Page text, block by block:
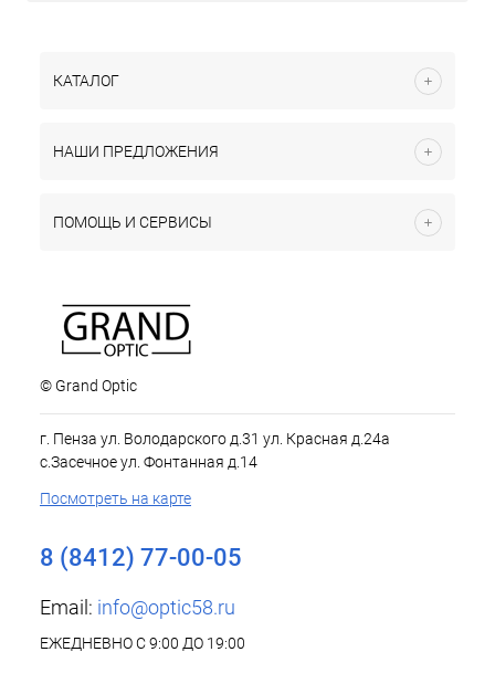
КАТАЛОГ
НАШИ ПРЕДЛОЖЕНИЯ
ПОМОЩЬ И СЕРВИСЫ
© Grand Optic
г. Пенза ул. Володарского д.31 ул. Красная д.24а
с.Засечное ул. Фонтанная д.14
Посмотреть на карте
8 (8412) 77-00-05
Email: info@optic58.ru
ЕЖЕДНЕВНО С 9:00 ДО 19:00